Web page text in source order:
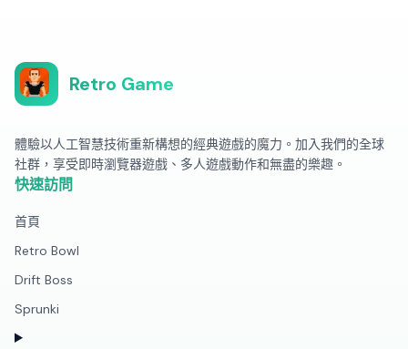
Retro Game
體驗以人工智慧技術重新構想的經典遊戲的魔力。加入我們的全球
社群，享受即時瀏覽器遊戲、多人遊戲動作和無盡的樂趣。
快速訪問
首頁
Retro Bowl
Drift Boss
Sprunki